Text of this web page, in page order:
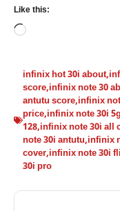
Like this:
Loading…
infinix hot 30i about,
score,infinix note 30
antutu score,infinix
price,infinix note 30i
128,infinix note 30i all
note 30i antutu,infinix
cover,infinix note 30i
30i pro